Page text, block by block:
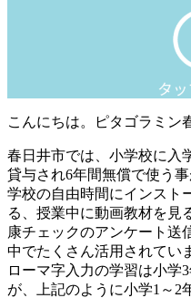
こんにちは。ピタゴラミン
春日井市では、小学校に入
貸与され6年間無償で使う事
学校の自由時間にインスト
る、授業中に動画教材を見
康チェックのアンケート送
中でたくさん活用されてい
ローマ字入力の学習は小学
が、上記のように小学1～2